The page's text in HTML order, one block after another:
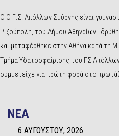
Ο Ο Γ.Σ. Απόλλων Σμύρνης είναι
Ριζούπολη, του Δήμου Αθηναίων.
και μεταφέρθηκε στην Αθήνα κατά τη
Τμήμα Υδατοσφαίρισης του ΓΣ
συμμετείχε για πρώτη φορά στο
NEA
6 ΑΥΓΟΎΣΤΟΥ, 2026